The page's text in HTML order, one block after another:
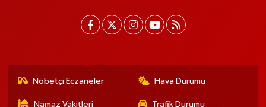
Nöbetçi Eczaneler Hava Durumu
Namaz Vakitleri Trafik Durumu